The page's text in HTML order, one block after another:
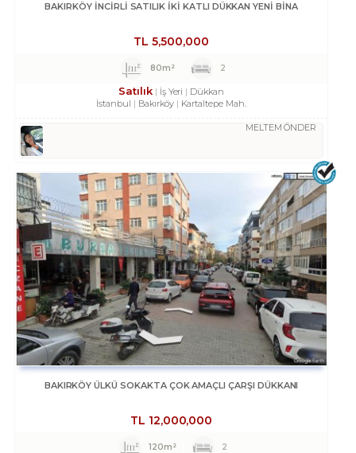
BAKIRKÖY İNCİRLİ SATILIK İKİ KATLI DÜKKAN YENİ BİNA
TL 5,500,000
80m² 2
Satılık İş Yeri
Dükkan
İstanbul
Bakırköy Kartaltepe Mah.
MELTEM ÖNDER
BAKIRKÖY ÜLKÜ SOKAKTA ÇOK AMAÇLI ÇARŞI DÜKKANI
TL 12,000,000
120m² 2